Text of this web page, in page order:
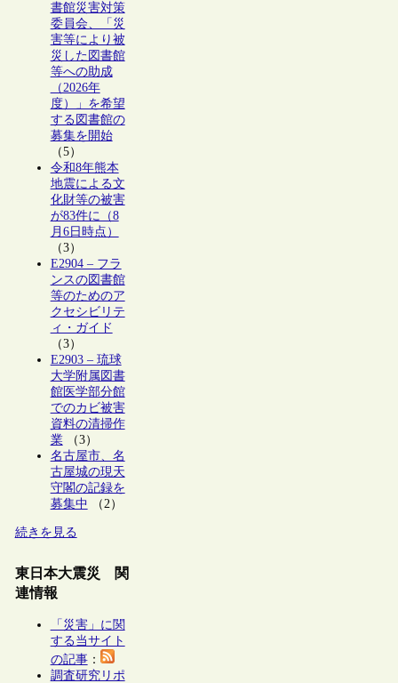
書館災害対策
委員会、「災
害等により被
災した図書館
等への助成
（2026年
度）」を希望
する図書館の
募集を開始
（5）
令和8年熊本
地震による文
化財等の被害
が83件に（8
月6日時点）
（3）
E2904 – フラ
ンスの図書館
等のためのア
クセシビリテ
ィ・ガイド
（3）
E2903 – 琉球
大学附属図書
館医学部分館
でのカビ被害
資料の清掃作
業（3）
名古屋市、名
古屋城の現天
守閣の記録を
募集中 （2）
続きを見る
東日本大震災 関
連情報
「災害」に関
する当サイト
の記事：
調査研究リポ